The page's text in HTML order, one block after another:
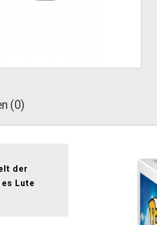
(0)
der
Lute